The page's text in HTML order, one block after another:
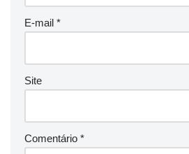
E-mail *
Site
Comentário *